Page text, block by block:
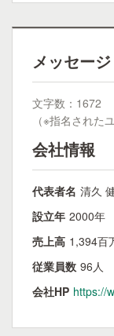
メッセージ
文字数：1672
（※指名された
会社情報
代表者名 清久
設立年 2000年
売上高 1,394百
従業員数 96人
会社HP https://